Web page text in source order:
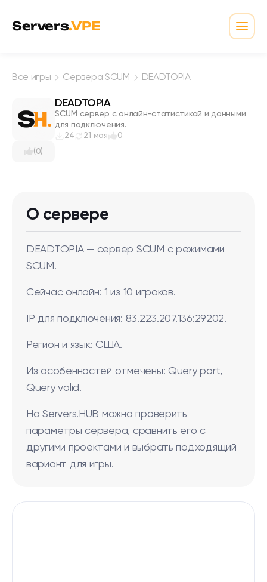
Servers.VPE
Все игры Сервера SCUM DEADTOPIA
(0)
DEADTOPIA
SCUM сервер с онлайн-статистикой и данными
для подключения.
24
21 мая 0
О сервере
DEADTOPIA — сервер SCUM с режимами
SCUM.
Сейчас онлайн: 1 из 10 игроков.
IP для подключения: 83.223.207.136:29202.
Регион и язык: США.
Из особенностей отмечены: Query port,
Query valid.
На Servers.HUB можно проверить
параметры сервера, сравнить его с
другими проектами и выбрать подходящий
вариант для игры.